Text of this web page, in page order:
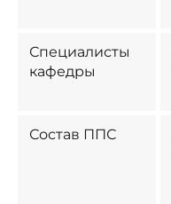
Специалисты
кафедры
Состав ППС